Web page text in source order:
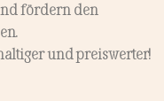
fördern den
und preiswerter!